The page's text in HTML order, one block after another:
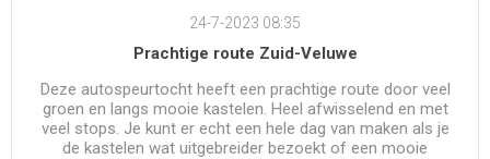
24-7-2023 08:35
Prachtige route Zuid-Veluwe
Deze autospeurtocht heeft een prachtige route door veel
groen en langs mooie kastelen. Heel afwisselend en met
veel stops. Je kunt er echt een hele dag van maken als je
de kastelen wat uitgebreider bezoekt of een mooie